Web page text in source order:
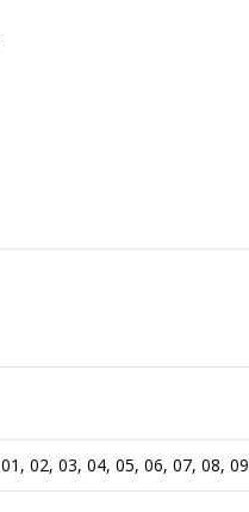
01, 02, 03, 04, 05, 06, 07, 08, 09